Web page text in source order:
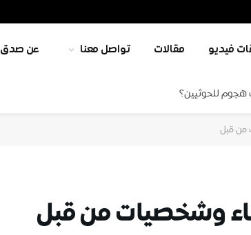
فيديو مقالات تواصل معنا عن صدق
هجوم للحوثيين؟
من قبل
وشخصيات من قبل